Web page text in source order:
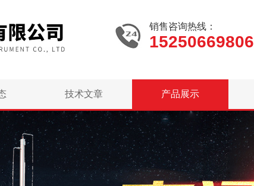
销售咨询热线：
15250669806
技术文章 产品展示